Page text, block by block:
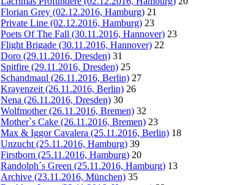
Florian Grey (02.12.2016, Hamburg) 21
Private Line (02.12.2016, Hamburg) 23
Poets Of The Fall (30.11.2016, Hannover) 23
Flight Brigade (30.11.2016, Hannover) 22
Doro (29.11.2016, Dresden) 31
Spitfire (29.11.2016, Dresden) 25
Schandmaul (26.11.2016, Berlin) 27
Krayenzeit (26.11.2016, Berlin) 26
Nena (26.11.2016, Dresden) 30
Wolfmother (26.11.2016, Bremen) 32
Mother`s Cake (26.11.2016, Bremen) 23
Max & Iggor Cavalera (25.11.2016, Berlin) 18
Unzucht (25.11.2016, Hamburg) 39
Firstborn (25.11.2016, Hamburg) 20
Randolph´s Green (25.11.2016, Hamburg) 13
Archive (23.11.2016, München) 35